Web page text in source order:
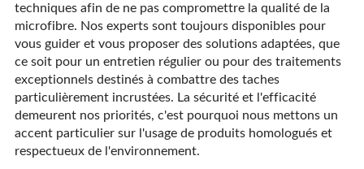
techniques afin de ne pas compromettre la qualité de la
microfibre. Nos experts sont toujours disponibles pour
vous guider et vous proposer des solutions adaptées, que
ce soit pour un entretien régulier ou pour des traitements
exceptionnels destinés à combattre des taches
particulièrement incrustées. La sécurité et l'efficacité
demeurent nos priorités, c'est pourquoi nous mettons un
accent particulier sur l'usage de produits homologués et
respectueux de l'environnement.